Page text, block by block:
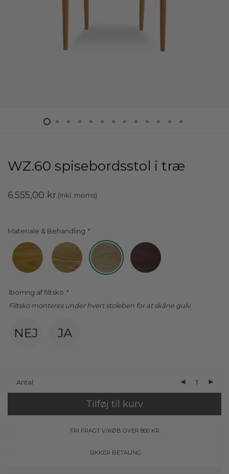
WZ.60 spisebordsstol i træ
6.555,00 kr.(Inkl. moms)
Materiale & Behandling
Iborring af filtsko *
Filtsko monteres under hvert stoleben for at skåne gulv.
Antal
Tilføj til kurv
FRI FRAGT V/KØB OVER 800 KR.
SIKKER BETALING